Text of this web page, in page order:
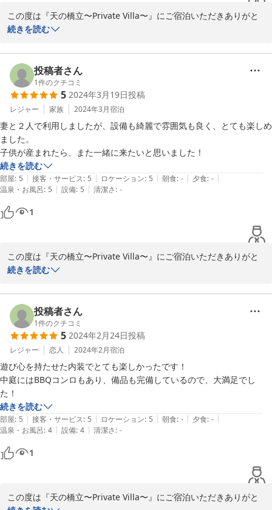
この度は『天の橋立〜Private Villa〜』にご宿泊いただきありがと
うございました。
お褒めの言葉ありがとうございます。
快適にお過ごしいただけて幸いです。
引き続きご愛顧のほどよろしくお願いいたします。
2024-03-24
続きを読む
投稿者さん
1件のクチコミ
5 2024年3月19日投稿
レジャー 家族 2024年3月宿泊
妻と２人で利用しましたが、設備も綺麗で雰囲気も良く、とても楽しめ
ました。
子供が産まれたら、また一緒に来たいと思いました！
続きを読む
部屋: 5 | 接客・サービス: 5 | ロケーション: 5 | 朝食: - | 夕食: - |
温泉・お風呂: 5 | 設備: 5 | 清潔さ: -
1
この度は『天の橋立〜Private Villa〜』にご宿泊いただきありがと
うございました。
お褒めの言葉ありがとうございます。
ご宿泊お楽しみいただけて幸いです。
引き続きご愛顧のほどよろしくお願いいたします。
2024-03-19
続きを読む
投稿者さん
1件のクチコミ
5 2024年2月24日投稿
レジャー 恋人 2024年2月宿泊
遊び心を持たせた内装でとても楽しかったです！
中庭にはBBQコンロもあり、備品も完備しているので、大満足でし
た！
続きを読む
部屋: 5 | 接客・サービス: 5 | ロケーション: 5 | 朝食: - | 夕食: - |
温泉・お風呂: 4 | 設備: 4 | 清潔さ: -
1
この度は『天の橋立〜Private Villa〜』にご宿泊いただきありがと